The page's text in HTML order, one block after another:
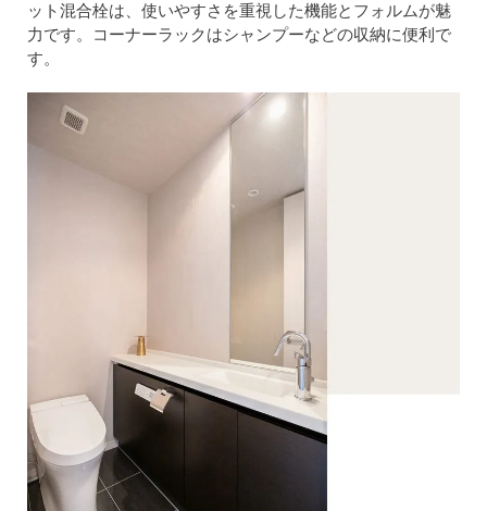
ット混合栓は、使いやすさを重視した機能とフォルムが魅
力です。コーナーラックはシャンプーなどの収納に便利で
す。